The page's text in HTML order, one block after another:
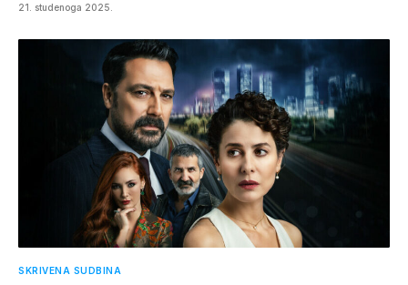
21. studenoga 2025.
SKRIVENA SUDBINA